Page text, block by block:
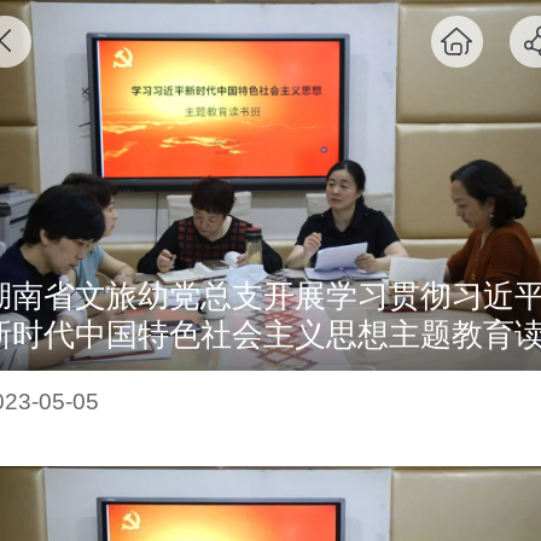
南省文旅幼党总支开展学习贯彻习近
时代中国特色社会主义思想主题教育
班暨第五次中心组（扩大）集中学习
05-05